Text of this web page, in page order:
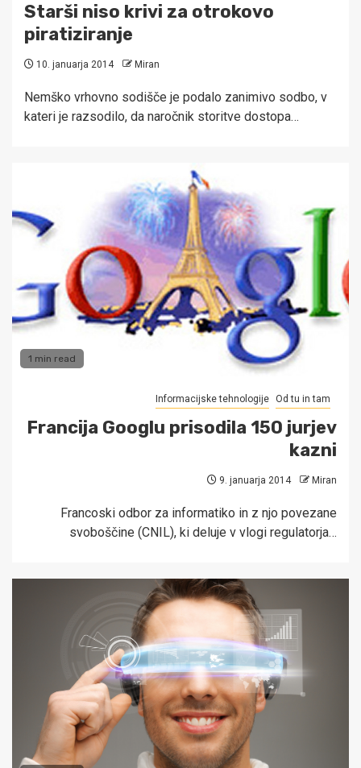
Starši niso krivi za otrokovo
piratiziranje
10. januarja 2014 Miran
Nemško vrhovno sodišče je podalo zanimivo sodbo, v
kateri je razsodilo, da naročnik storitve dostopa…
1 min read
Informacijske tehnologije Od tu in tam
Francija Googlu prisodila 150 jurjev
kazni
9. januarja 2014 Miran
Francoski odbor za informatiko in z njo povezane
svoboščine (CNIL), ki deluje v vlogi regulatorja…